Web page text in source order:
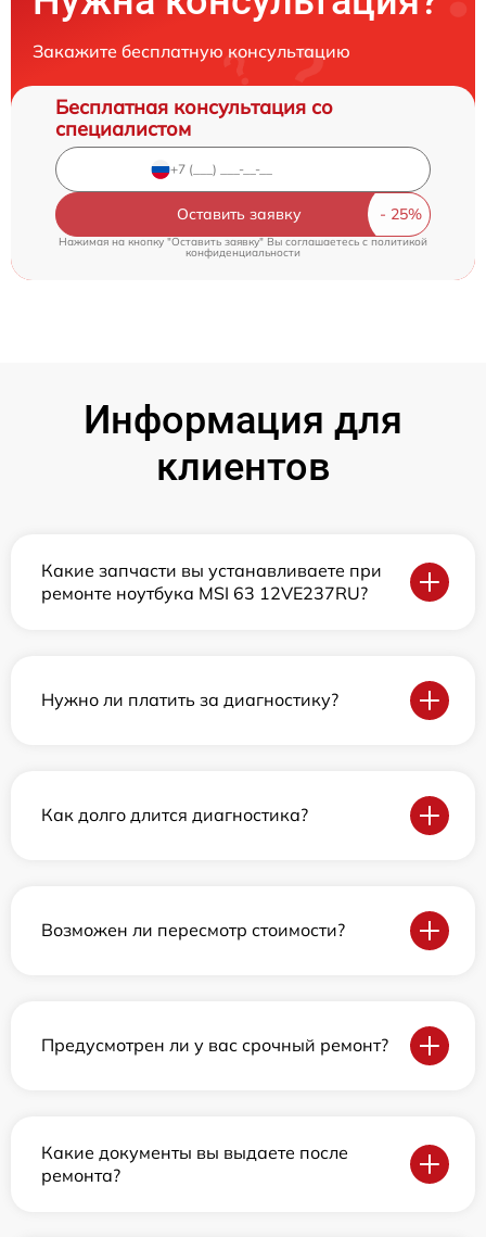
Закажите бесплатную консультацию
Бесплатная консультация со
специалистом
Оставить заявку
Нажимая на кнопку "Оставить заявку" Вы соглашаетесь cполитикой
конфиденциальности
Информация для
клиентов
Какие запчасти вы устанавливаете при
ремонте ноутбука MSI 63 12VE237RU?
Нужно ли платить за диагностику?
Как долго длится диагностика?
Возможен ли пересмотр стоимости?
Предусмотрен ли у вас срочный ремонт?
Какие документы вы выдаете после
ремонта?